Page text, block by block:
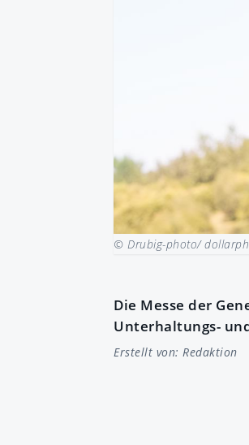
© Drubig-photo/
Die Messe der
Unterhaltungs-
Erstellt von: Redaktion